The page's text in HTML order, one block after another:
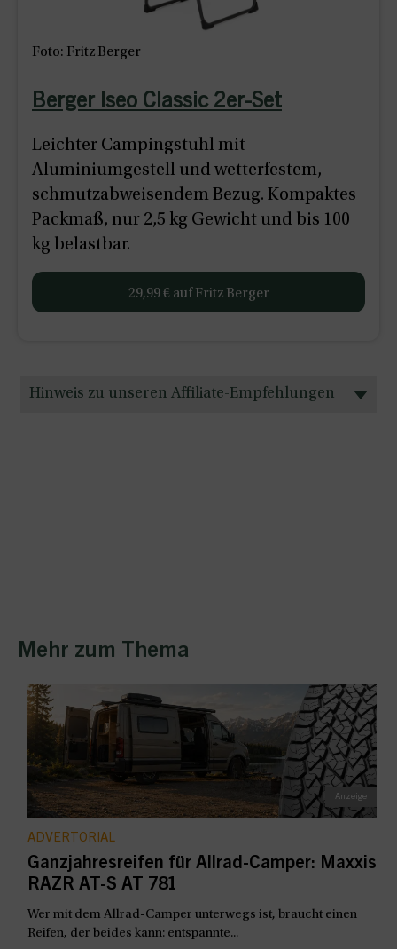
Foto: Fritz Berger
Berger Iseo Classic 2er-Set
Leichter Campingstuhl mit
Aluminiumgestell und wetterfestem,
schmutzabweisendem Bezug. Kompaktes
Packmaß, nur 2,5 kg Gewicht und bis 100
kg belastbar.
29,99 € auf Fritz Berger
Hinweis zu unseren Affiliate-Empfehlungen
Mehr zum Thema
ADVERTORIAL
Ganzjahresreifen für Allrad-Camper: Maxxis
RAZR AT-S AT 781
Wer mit dem Allrad-Camper unterwegs ist, braucht einen
Reifen, der beides kann: entspannte...